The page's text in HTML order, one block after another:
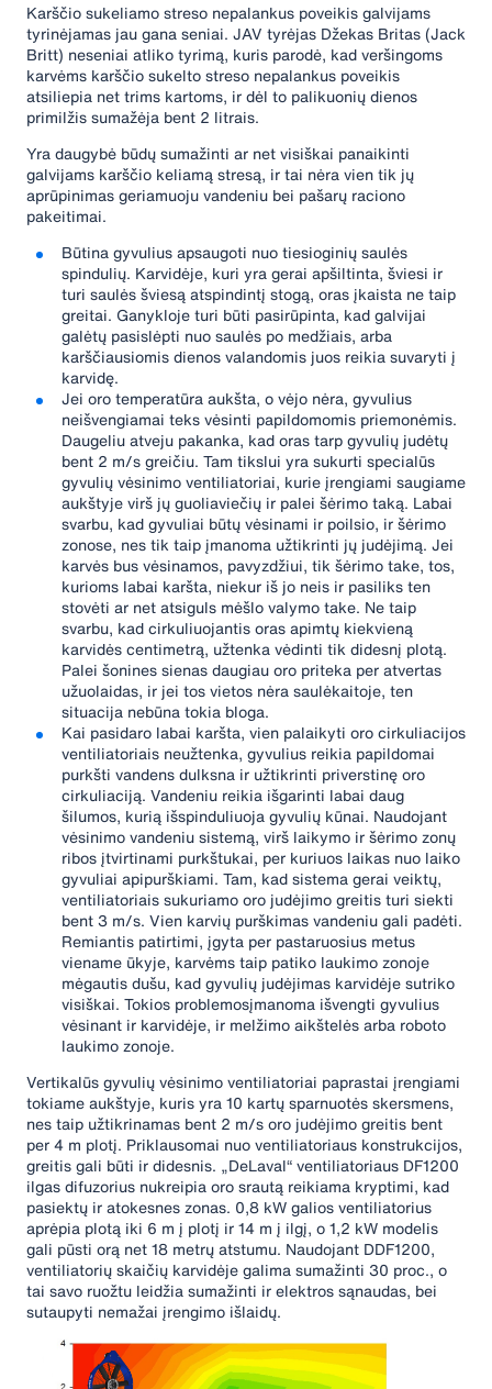
Karščio sukeliamo streso nepalankus poveikis galvijams
tyrinėjamas jau gana seniai. JAV tyrėjas Džekas Britas (Jack
Britt) neseniai atliko tyrimą, kuris parodė, kad veršingoms
karvėms karščio sukelto streso nepalankus poveikis
atsiliepia net trims kartoms, ir dėl to palikuonių dienos
primilžis sumažėja bent 2 litrais.
Yra daugybė būdų sumažinti ar net visiškai panaikinti
galvijams karščio keliamą stresą, ir tai nėra vien tik jų
aprūpinimas geriamuoju vandeniu bei pašarų raciono
pakeitimai.
Būtina gyvulius apsaugoti nuo tiesioginių saulės
spindulių. Karvidėje, kuri yra gerai apšiltinta, šviesi ir
turi saulės šviesą atspindintį stogą, oras įkaista ne taip
greitai. Ganykloje turi būti pasirūpinta, kad galvijai
galėtų pasislėpti nuo saulės po medžiais, arba
karščiausiomis dienos valandomis juos reikia suvaryti į
karvidę.
Jei oro temperatūra aukšta, o vėjo nėra, gyvulius
neišvengiamai teks vėsinti papildomomis priemonėmis.
Daugeliu atveju pakanka, kad oras tarp gyvulių judėtų
bent 2 m/s greičiu. Tam tikslui yra sukurti specialūs
gyvulių vėsinimo ventiliatoriai, kurie įrengiami saugiame
aukštyje virš jų guoliaviečių ir palei šėrimo taką. Labai
svarbu, kad gyvuliai būtų vėsinami ir poilsio, ir šėrimo
zonose, nes tik taip įmanoma užtikrinti jų judėjimą. Jei
karvės bus vėsinamos, pavyzdžiui, tik šėrimo take, tos,
kurioms labai karšta, niekur iš jo neis ir pasiliks ten
stovėti ar net atsiguls mėšlo valymo take. Ne taip
svarbu, kad cirkuliuojantis oras apimtų kiekvieną
karvidės centimetrą, užtenka vėdinti tik didesnį plotą.
Palei šonines sienas daugiau oro priteka per atvertas
užuolaidas, ir jei tos vietos nėra saulėkaitoje, ten
situacija nebūna tokia bloga.
Kai pasidaro labai karšta, vien palaikyti oro cirkuliacijos
ventiliatoriais neužtenka, gyvulius reikia papildomai
purkšti vandens dulksna ir užtikrinti priverstinę oro
cirkuliaciją. Vandeniu reikia išgarinti labai daug
šilumos, kurią išspinduliuoja gyvulių kūnai. Naudojant
vėsinimo vandeniu sistemą, virš laikymo ir šėrimo zonų
ribos įtvirtinami purkštukai, per kuriuos laikas nuo laiko
gyvuliai apipurškiami. Tam, kad sistema gerai veiktų,
ventiliatoriais sukuriamo oro judėjimo greitis turi siekti
bent 3 m/s. Vien karvių purškimas vandeniu gali padėti.
Remiantis patirtimi, įgyta per pastaruosius metus
viename ūkyje, karvėms taip patiko laukimo zonoje
mėgautis dušu, kad gyvulių judėjimas karvidėje sutriko
visiškai. Tokios problemosįmanoma išvengti gyvulius
vėsinant ir karvidėje, ir melžimo aikštelės arba roboto
laukimo zonoje.
Vertikalūs gyvulių vėsinimo ventiliatoriai paprastai įrengiami
tokiame aukštyje, kuris yra 10 kartų sparnuotės skersmens,
nes taip užtikrinamas bent 2 m/s oro judėjimo greitis bent
per 4 m plotį. Priklausomai nuo ventiliatoriaus konstrukcijos,
greitis gali būti ir didesnis. „DeLaval“ ventiliatoriaus DF1200
ilgas difuzorius nukreipia oro srautą reikiama kryptimi, kad
pasiektų ir atokesnes zonas. 0,8 kW galios ventiliatorius
aprėpia plotą iki 6 m į plotį ir 14 m į ilgį, o 1,2 kW modelis
gali pūsti orą net 18 metrų atstumu. Naudojant DDF1200,
ventiliatorių skaičių karvidėje galima sumažinti 30 proc., o
tai savo ruožtu leidžia sumažinti ir elektros sąnaudas, bei
sutaupyti nemažai įrengimo išlaidų.